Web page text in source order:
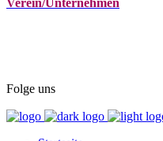
Verein/Unternehmen
Folge uns